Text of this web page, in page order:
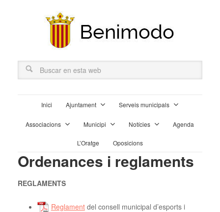
Inici Ajuntament Serveis municipals
Associacions Municipi Notícies Agenda
L’Oratge Oposicions
Ordenances i reglaments
REGLAMENTS
Reglamentdel consell municipal d’esports i